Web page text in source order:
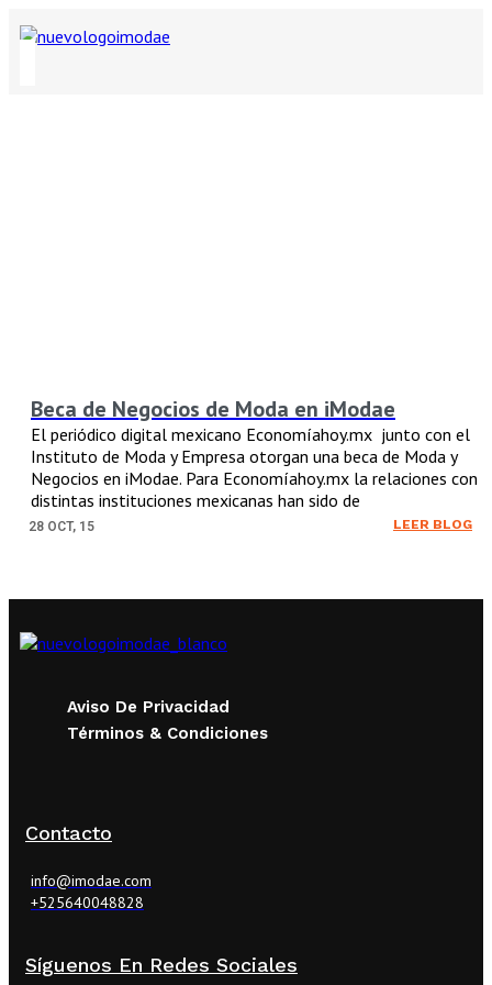
Beca de Negocios de Moda en iModae
28 OCT, 15
El periódico digital mexicano Economíahoy.mx junto con el
Instituto de Moda y Empresa otorgan una beca de Moda y
Negocios en iModae. Para Economíahoy.mx la relaciones con
distintas instituciones mexicanas han sido de
LEER BLOG
Aviso De Privacidad
Términos & Condiciones
Contacto
info@imodae.com
+525640048828
Síguenos En Redes Sociales